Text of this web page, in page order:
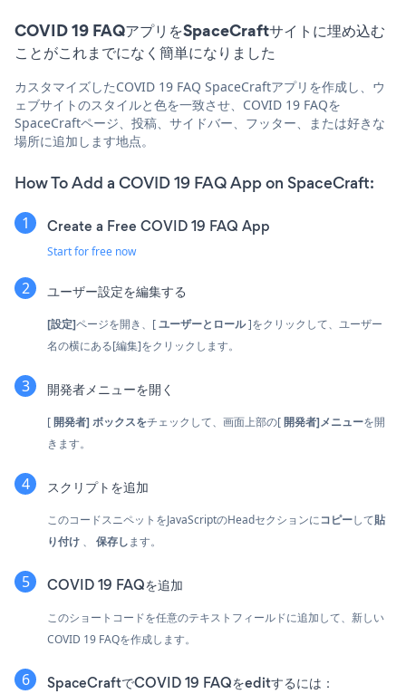
COVID 19 FAQアプリをSpaceCraftサイトに埋め込む
ことがこれまでになく簡単になりました
カスタマイズしたCOVID 19 FAQ SpaceCraftアプリを作成し、ウ
ェブサイトのスタイルと色を一致させ、COVID 19 FAQを
SpaceCraftページ、投稿、サイドバー、フッター、または好きな
場所に追加します地点。
How To Add a COVID 19 FAQ App on SpaceCraft:
Create a Free COVID 19 FAQ App
Start for free now
ユーザー設定を編集する
[設定]ページを開き、[ユーザーとロール]をクリックして、ユーザー
名の横にある[編集]をクリックします。
開発者メニューを開く
[開発者] ボックスをチェックして、画面上部の[開発者]メニューを開
きます。
スクリプトを追加
このコードスニペットをJavaScriptのHeadセクションにコピーして貼
り付け 、 保存します。
COVID 19 FAQを追加
このショートコードを任意のテキストフィールドに追加して、新しい
COVID 19 FAQを作成します。
SpaceCraftでCOVID 19 FAQをeditするには：